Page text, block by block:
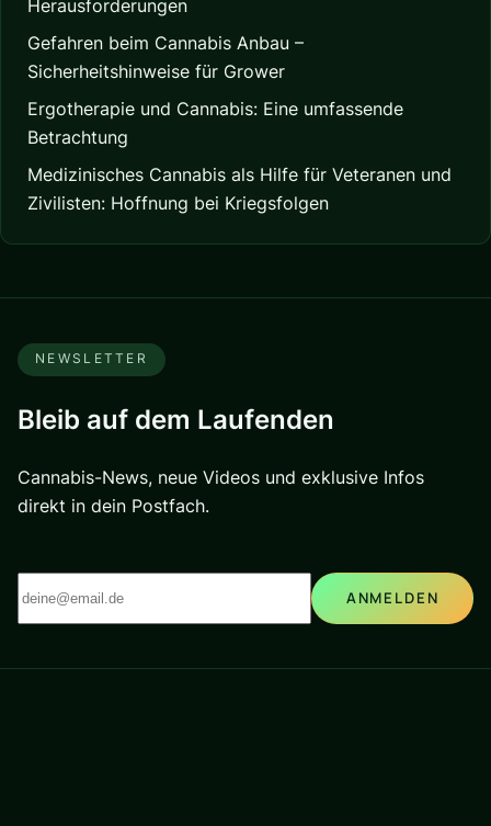
Herausforderungen
Gefahren beim Cannabis Anbau –
Sicherheitshinweise für Grower
Ergotherapie und Cannabis: Eine umfassende
Betrachtung
Medizinisches Cannabis als Hilfe für Veteranen und
Zivilisten: Hoffnung bei Kriegsfolgen
NEWSLETTER
Bleib auf dem Laufenden
Cannabis-News, neue Videos und exklusive Infos
direkt in dein Postfach.
ANMELDEN